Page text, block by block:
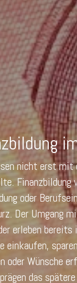
nicht erst mit
oder
Der Umgang
erleben
einkaufen,
oder Wünsche
das